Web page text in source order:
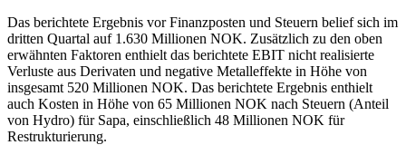
Das berichtete Ergebnis vor Finanzposten und Steuern belief sich im
dritten Quartal auf 1.630 Millionen NOK. Zusätzlich zu den oben
erwähnten Faktoren enthielt das berichtete EBIT nicht realisierte
Verluste aus Derivaten und negative Metalleffekte in Höhe von
insgesamt 520 Millionen NOK. Das berichtete Ergebnis enthielt
auch Kosten in Höhe von 65 Millionen NOK nach Steuern (Anteil
von Hydro) für Sapa, einschließlich 48 Millionen NOK für
Restrukturierung.